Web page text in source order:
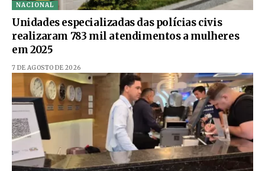
NACIONAL
Unidades especializadas das polícias civis
realizaram 783 mil atendimentos a mulheres
em 2025
7 DE AGOSTO DE 2026